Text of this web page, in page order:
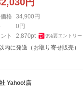
格 34,900 円
0 円
ト
2,870pt 9%要エントリー
内に発送（お取り寄せ販売）
Yahoo!店